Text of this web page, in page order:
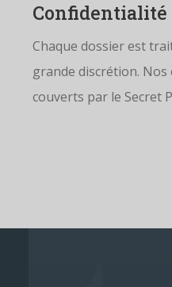
Confidentialité
Chaque dossier est
grande discrétion. Nos
couverts par le Secret